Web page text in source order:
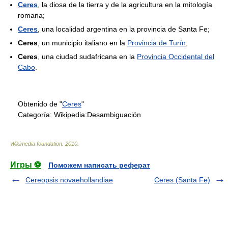
Ceres , la diosa de la tierra y de la agricultura en la mitología
romana;
Ceres , una localidad argentina en la provincia de Santa Fe;
Ceres , un municipio italiano en la Provincia de Turín;
Ceres , una ciudad sudafricana en la Provincia Occidental del
Cabo
Obtenido de "Ceres"
Categoría: Wikipedia:Desambiguación
Wikimedia foundation 2010
Игры ⚽
Поможем написать реферат
Cereopsis novaehollandiae
Ceres (Santa Fe)